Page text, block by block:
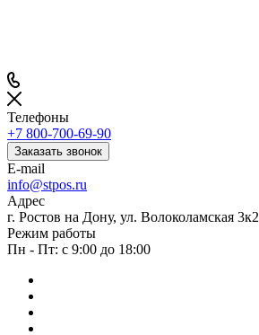
Телефоны
+7 800-700-69-90
Заказать звонок
E-mail
info@stpos.ru
Адрес
г. Ростов на Дону, ул. Волоколамская 3к2
Режим работы
Пн - Пт: с 9:00 до 18:00